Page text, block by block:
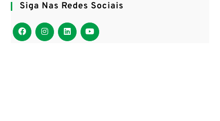
Siga Nas Redes Sociais